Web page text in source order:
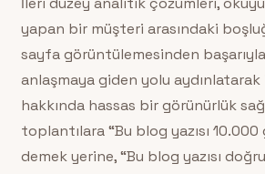
yapan bir müşteri arasındaki
sayfa görüntülemesinden
anlaşmaya giden yolu
hakkında hassas bir görünürlük
toplantılara “Bu blog yazısı
demek yerine, “Bu blog yazısı